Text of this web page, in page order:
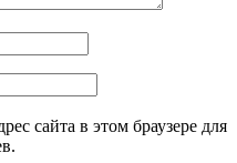
сайта в этом браузере для